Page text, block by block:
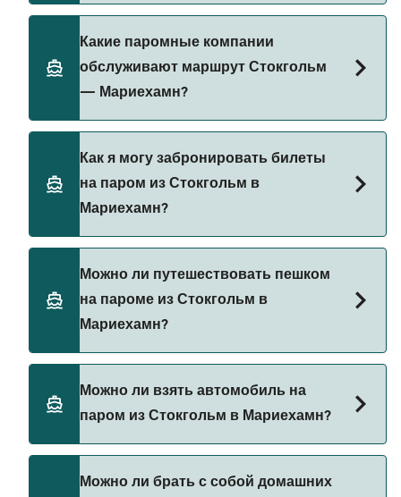
зависимости от сезона и оператора, поэтому
информацию через наш Поиск Сделок.
Средняя цена парома из Стокгольм в
Мариехамн составляет 125₽. Цена указана без
учета сборов за бронирование.
Какие паромные компании
обслуживают маршрут Стокгольм
— Мариехамн?
Мариехамн. Это:
Как я могу забронировать билеты
на паром из Стокгольм в
Мариехамн?
страницу предложений, чтобы увидеть
последние акции на паромы.
Можно ли путешествовать пешком
на пароме из Стокгольм в
Мариехамн?
пароме из Стокгольм в Мариехамн с
Можно ли взять автомобиль на
паром из Стокгольм в Мариехамн?
Можно ли брать с собой домашних